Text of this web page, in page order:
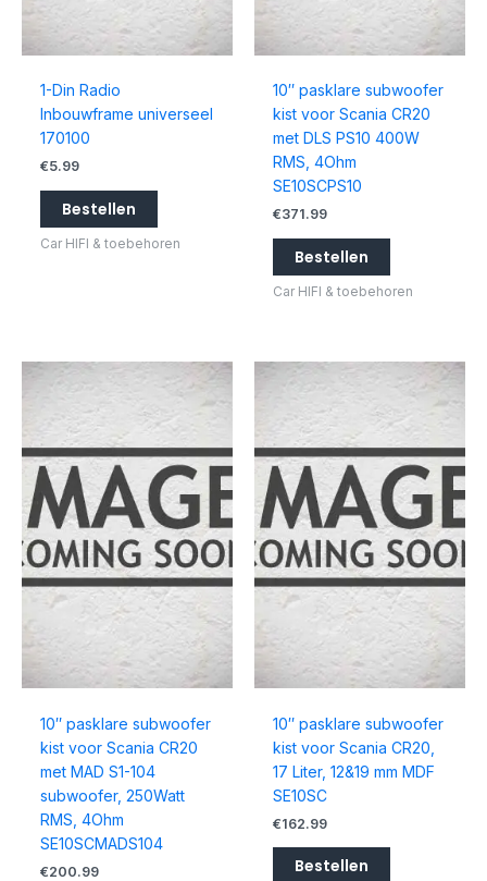
1-Din Radio
Inbouwframe universeel
170100
€5.99
Bestellen
Car HIFI & toebehoren
10″ pasklare subwoofer
kist voor Scania CR20
met DLS PS10 400W
RMS, 4Ohm
SE10SCPS10
€371.99
Bestellen
Car HIFI & toebehoren
10″ pasklare subwoofer
kist voor Scania CR20
met MAD S1-104
subwoofer, 250Watt
RMS, 4Ohm
SE10SCMADS104
€200.99
10″ pasklare subwoofer
kist voor Scania CR20,
17 Liter, 12&19 mm MDF
SE10SC
€162.99
Bestellen